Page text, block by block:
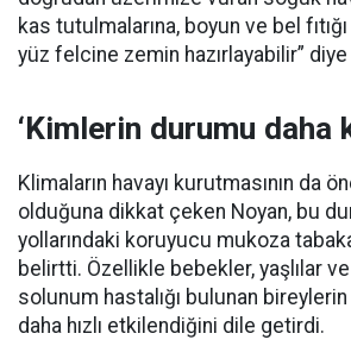
kas tutulmalarına, boyun ve bel
yüz felcine zemin hazırlayabilir”
‘Kimlerin durumu daha
Klimaların havayı kurutmasının da
olduğuna dikkat çeken Noyan, bu
yollarındaki koruyucu mukoza
belirtti. Özellikle bebekler, yaşlılar
solunum hastalığı bulunan
daha hızlı etkilendiğini dile getirdi.